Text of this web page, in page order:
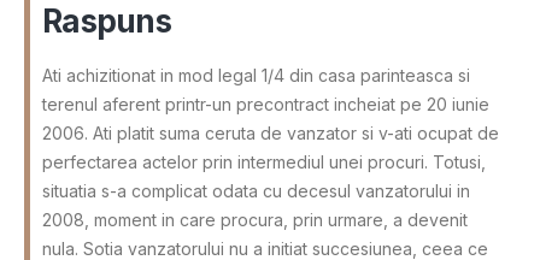
Raspuns
Ati achizitionat in mod legal 1/4 din casa parinteasca si
terenul aferent printr-un precontract incheiat pe 20 iunie
2006. Ati platit suma ceruta de vanzator si v-ati ocupat de
perfectarea actelor prin intermediul unei procuri. Totusi,
situatia s-a complicat odata cu decesul vanzatorului in
2008, moment in care procura, prin urmare, a devenit
nula. Sotia vanzatorului nu a initiat succesiunea, ceea ce